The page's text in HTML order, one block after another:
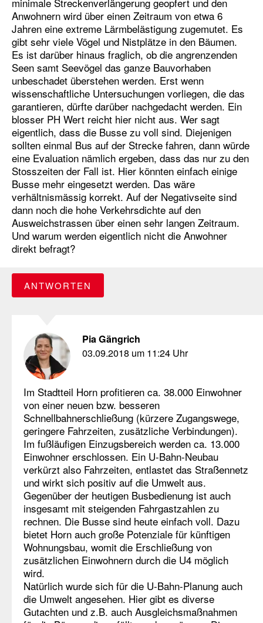
Anwohnern wird über einen Zeitraum von etwa 6
Jahren eine extreme Lärmbelästigung zugemutet. Es
gibt sehr viele Vögel und Nistplätze in den Bäumen.
Es ist darüber hinaus fraglich, ob die angrenzenden
Seen samt Seevögel das ganze Bauvorhaben
unbeschadet überstehen werden. Erst wenn
wissenschaftliche Untersuchungen vorliegen, die das
garantieren, dürfte darüber nachgedacht werden. Ein
blosser PH Wert reicht hier nicht aus. Wer sagt
eigentlich, dass die Busse zu voll sind. Diejenigen
sollten einmal Bus auf der Strecke fahren, dann würde
eine Evaluation nämlich ergeben, dass das nur zu den
Stosszeiten der Fall ist. Hier könnten einfach einige
Busse mehr eingesetzt werden. Das wäre
verhältnismässig korrekt. Auf der Negativseite sind
dann noch die hohe Verkehrsdichte auf den
Ausweichstrassen über einen sehr langen Zeitraum.
Und warum werden eigentlich nicht die Anwohner
direkt befragt?
ANTWORTEN
Pia Gängrich
03.09.2018 um 11:24 Uhr
Im Stadtteil Horn profitieren ca. 38.000 Einwohner
von einer neuen bzw. besseren
Schnellbahnerschließung (kürzere Zugangswege,
geringere Fahrzeiten, zusätzliche Verbindungen).
Im fußläufigen Einzugsbereich werden ca. 13.000
Einwohner erschlossen. Ein U-Bahn-Neubau
verkürzt also Fahrzeiten, entlastet das Straßennetz
und wirkt sich positiv auf die Umwelt aus.
Gegenüber der heutigen Busbedienung ist auch
insgesamt mit steigenden Fahrgastzahlen zu
rechnen. Die Busse sind heute einfach voll. Dazu
bietet Horn auch große Potenziale für künftigen
Wohnungsbau, womit die Erschließung von
zusätzlichen Einwohnern durch die U4 möglich
wird.
Natürlich wurde sich für die U-Bahn-Planung auch
die Umwelt angesehen. Hier gibt es diverse
Gutachten und z.B. auch Ausgleichsmaßnahmen